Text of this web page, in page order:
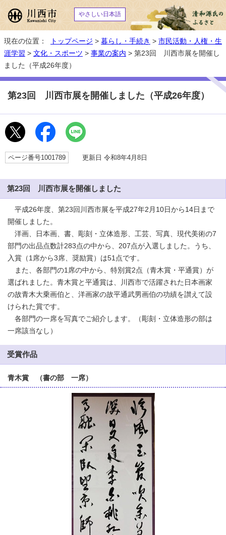
やさしい日本語
現在の位置： トップページ > 暮らし・手続き > 市民活動・人権・生
涯学習 > 文化・スポーツ > 事業の案内 > 第23回 川西市展を開催し
ました（平成26年度）
第23回 川西市展を開催しました（平成26年度）
ページ番号1001789 更新日 令和8年4月8日
第23回 川西市展を開催しました
平成26年度、第23回川西市展を平成27年2月10日から14日まで
開催しました。
洋画、日本画、書、彫刻・立体造形、工芸、写真、現代美術の7
部門の出品点数計283点の中から、207点が入選しました。うち、
入賞（1席から3席、奨励賞）は51点です。
また、各部門の1席の中から、特別賞2点（青木賞・平通賞）が
選ばれました。青木賞と平通賞は、川西市で活躍された日本画家
の故青木大乗画伯と、洋画家の故平通武男画伯の功績を讃えて設
けられた賞です。
各部門の一席を写真でご紹介します。（彫刻・立体造形の部は
一席該当なし）
受賞作品
青木賞 （書の部 一席）